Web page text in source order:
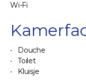
Wi-Fi
Douche
Toilet
Kluisje